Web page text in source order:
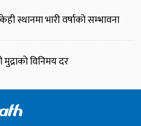
स्थानमा भारी वर्षाको सम्भावना
विनिमय दर